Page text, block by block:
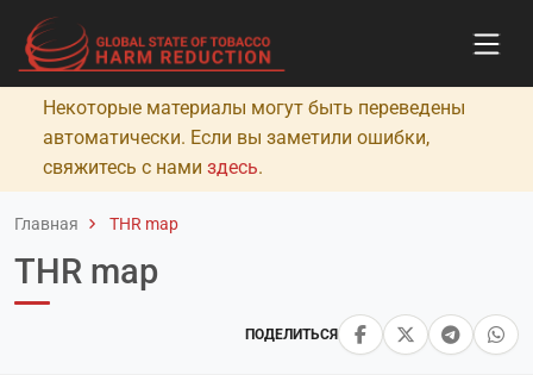
Некоторые материалы могут быть переведены
автоматически. Если вы заметили ошибки,
свяжитесь с нами здесь.
Главная THR map
ПОДЕЛИТЬСЯ
THR map